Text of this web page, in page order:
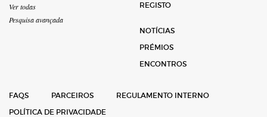
Ver todas
Pesquisa avançada
REGISTO
NOTÍCIAS
PRÉMIOS
ENCONTROS
FAQS PARCEIROS
REGULAMENTO INTERNO
POLÍTICA DE PRIVACIDADE